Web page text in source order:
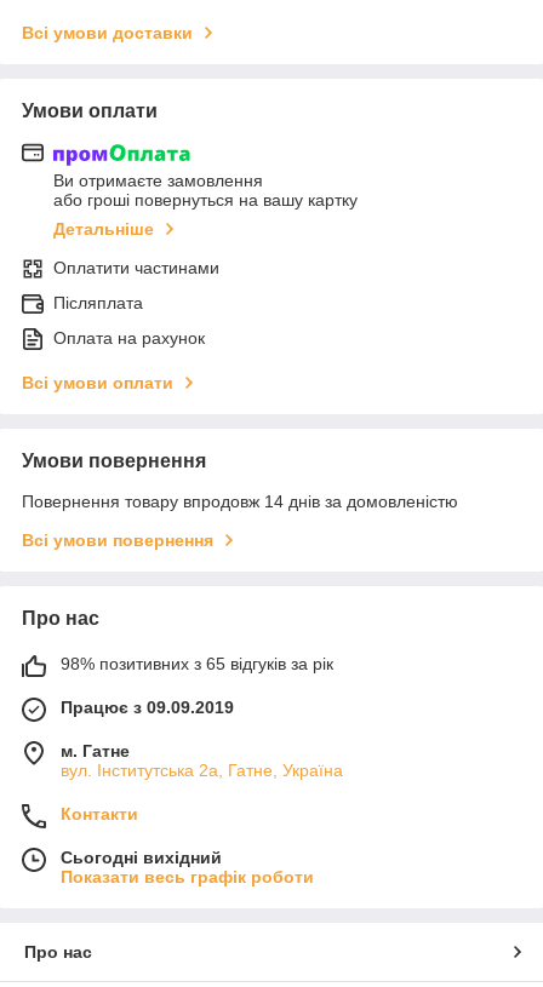
Всі умови доставки
Умови оплати
Ви отримаєте замовлення
або гроші повернуться на вашу картку
Детальніше
Оплатити частинами
Післяплата
Оплата на рахунок
Всі умови оплати
Умови повернення
Повернення товару впродовж 14 днів за домовленістю
Всі умови повернення
Про нас
98% позитивних з 65 відгуків за рік
Працює з 09.09.2019
м. Гатне
вул. Інститутська 2а, Гатне, Україна
Контакти
Сьогодні вихідний
Показати весь графік роботи
Про нас